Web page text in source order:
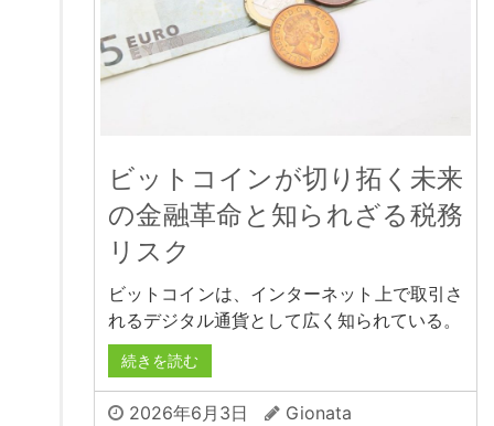
ビットコインが切り拓く未来
の金融革命と知られざる税務
リスク
ビットコインは、インターネット上で取引さ
れるデジタル通貨として広く知られている。
続きを読む
2026年6月3日
Gionata